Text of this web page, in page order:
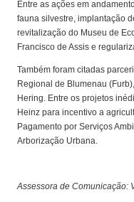
Entre as ações em
fauna silvestre, implantação
revitalização do Museu de
Francisco de Assis e
Também foram citadas
Regional de Blumenau
Hering. Entre os projetos
Heinz para incentivo a
Pagamento por Serviços
Arborização Urbana.
Assessora de Comunicação: